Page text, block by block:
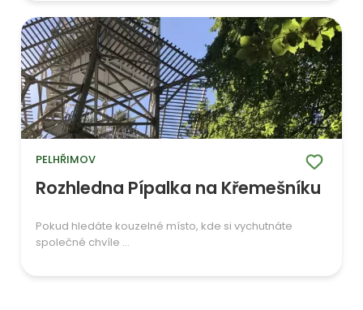
PELHŘIMOV
Rozhledna Pípalka na Křemešníku
Pokud hledáte kouzelné místo, kde si vychutnáte
společné chvíle ...